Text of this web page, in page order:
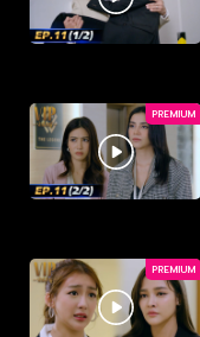
PREMIUM
PREMIUM